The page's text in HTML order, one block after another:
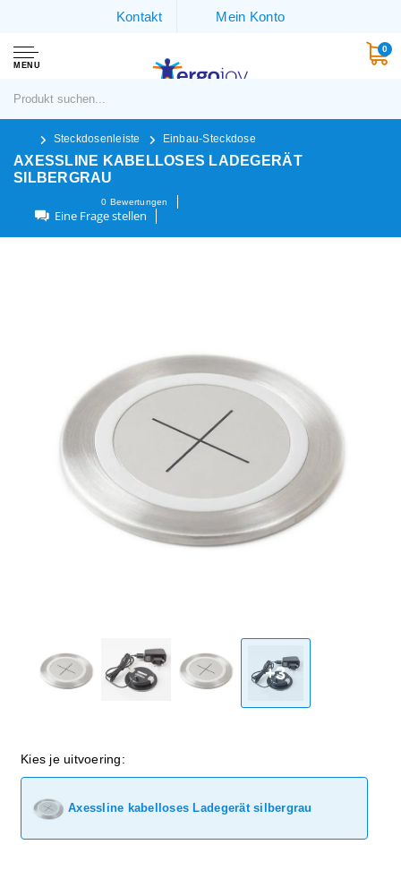
Kontakt Mein Konto
MENU
0
Steckdosenleiste Einbau-Steckdose
AXESSLINE KABELLOSES LADEGERÄT
SILBERGRAU
0 Bewertungen
Eine Frage stellen
+3
Kies je uitvoering:
Axessline kabelloses Ladegerät silbergrau